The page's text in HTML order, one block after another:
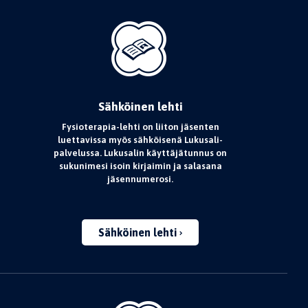
Sähköinen lehti
Fysioterapia-lehti on liiton jäsenten
luettavissa myös sähköisenä Lukusali-
palvelussa. Lukusalin käyttäjätunnus on
sukunimesi isoin kirjaimin ja salasana
jäsennumerosi.
Sähköinen lehti